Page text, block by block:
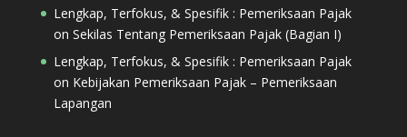
Lengkap, Terfokus, & Spesifik : Pemeriksaan Pajak
on Sekilas Tentang Pemeriksaan Pajak (Bagian I)
Lengkap, Terfokus, & Spesifik : Pemeriksaan Pajak
on Kebijakan Pemeriksaan Pajak – Pemeriksaan
Lapangan